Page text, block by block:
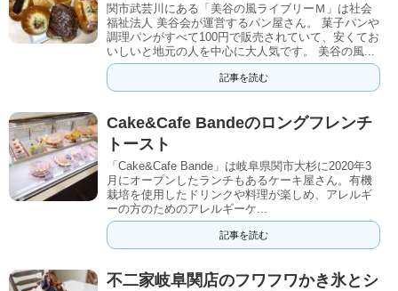
関市武芸川にある「美谷の風ライブリーＭ」は社会
福祉法人 美谷会が運営するパン屋さん。 菓子パンや
調理パンがすべて100円で販売されていて、安くてお
いしいと地元の人を中心に大人気です。 美谷の風...
記事を読む
Cake&Cafe Bandeのロングフレンチ
トースト
「Cake&Cafe Bande」は岐阜県関市大杉に2020年3
月にオープンしたランチもあるケーキ屋さん。有機
栽培を使用したドリンクや料理が楽しめ、アレルギ
ーの方のためのアレルギーケ...
記事を読む
不二家岐阜関店のフワフワかき氷とシ